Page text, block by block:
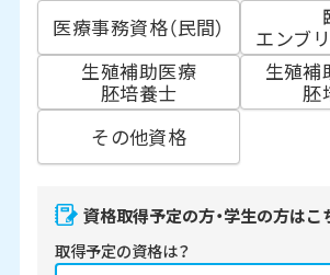
医療事務資格（民間）
エンブ
生殖補助医療
胚培養士
生殖補
胚
その他資格
資格取得予定の方・学生の方はこ
取得予定の資格は？